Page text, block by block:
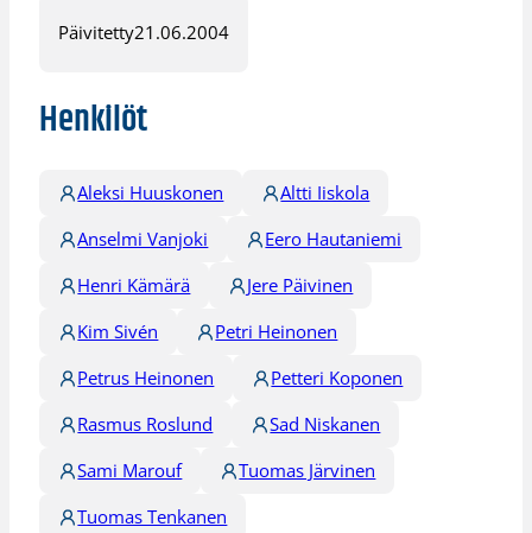
Päivitetty21.06.2004
Henkilöt
Aleksi Huuskonen
Altti Iiskola
Anselmi Vanjoki
Eero Hautaniemi
Henri Kämärä
Jere Päivinen
Kim Sivén
Petri Heinonen
Petrus Heinonen
Petteri Koponen
Rasmus Roslund
Sad Niskanen
Sami Marouf
Tuomas Järvinen
Tuomas Tenkanen